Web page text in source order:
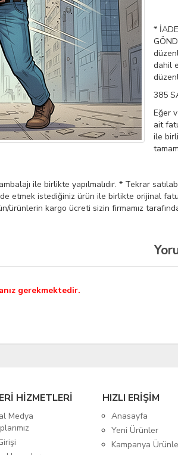
*
dahil
385
Eğer
ait
ile
ile birlikte yapılmalıdır. * Tekrar
etmek istediğiniz ürün ile birlikte orijinal
kargo ücreti sizin firmamız
gerekmektedir.
HİZMETLERİ
Medya
HIZLI ERİŞİM
Anasayfa
Yeni Ürünler
Kampanya